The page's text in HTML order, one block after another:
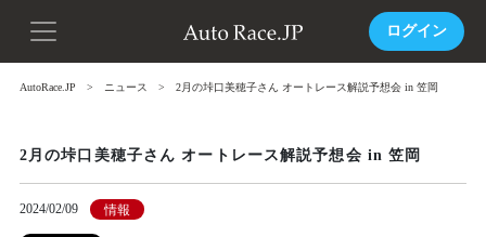
ログイン
AutoRace.JP ニュース 2月の垰口美穂子さん オートレース解説予想会 in 笠岡
2月の垰口美穂子さん オートレース解説予想会 in 笠岡
2024/02/09 情報